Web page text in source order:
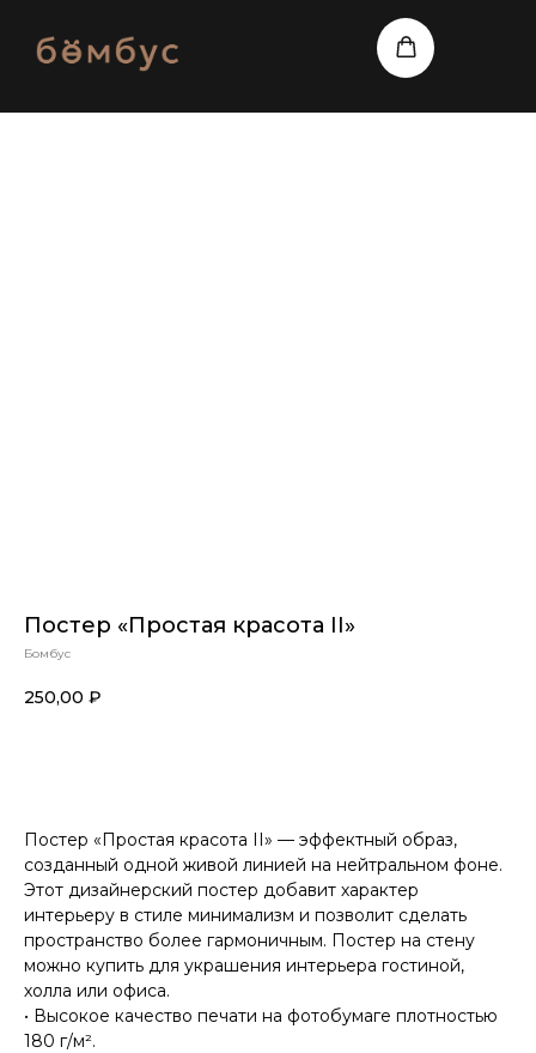
Постер «Простая красота II»
Бомбус
250,00 ₽
Постер «Простая красота II» — эффектный образ,
созданный одной живой линией на нейтральном фоне.
Этот дизайнерский постер добавит характер
интерьеру в стиле минимализм и позволит сделать
пространство более гармоничным. Постер на стену
можно купить для украшения интерьера гостиной,
холла или офиса.
• Высокое качество печати на фотобумаге плотностью
180 г/м².